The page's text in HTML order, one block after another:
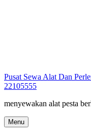
Pusat Sewa Alat Dan
22105555
menyewakan alat pesta
Menu